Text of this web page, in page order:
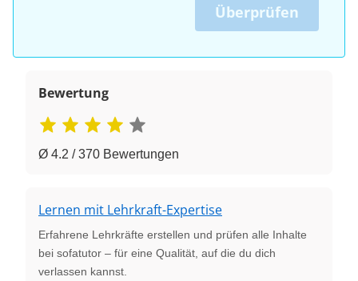
Überprüfen
Bewertung
Ø 4.2 / 370 Bewertungen
Lernen mit Lehrkraft-Expertise
Erfahrene Lehrkräfte erstellen und prüfen alle Inhalte
bei sofatutor – für eine Qualität, auf die du dich
verlassen kannst.